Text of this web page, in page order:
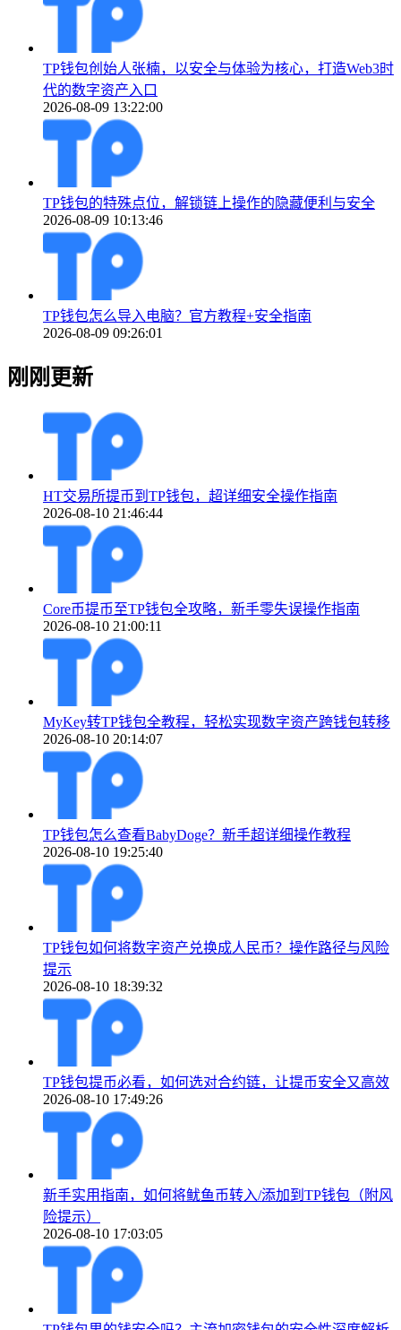
TP钱包创始人张楠，以安全与体验为核心，打造Web3时
代的数字资产入口
2026-08-09 13:22:00
TP钱包的特殊点位，解锁链上操作的隐藏便利与安全
2026-08-09 10:13:46
TP钱包怎么导入电脑？官方教程+安全指南
2026-08-09 09:26:01
刚刚更新
HT交易所提币到TP钱包，超详细安全操作指南
2026-08-10 21:46:44
Core币提币至TP钱包全攻略，新手零失误操作指南
2026-08-10 21:00:11
MyKey转TP钱包全教程，轻松实现数字资产跨钱包转移
2026-08-10 20:14:07
TP钱包怎么查看BabyDoge？新手超详细操作教程
2026-08-10 19:25:40
TP钱包如何将数字资产兑换成人民币？操作路径与风险
提示
2026-08-10 18:39:32
TP钱包提币必看，如何选对合约链，让提币安全又高效
2026-08-10 17:49:26
新手实用指南，如何将鱿鱼币转入/添加到TP钱包（附风
险提示）
2026-08-10 17:03:05